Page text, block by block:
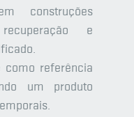
construções
e
como referência
um produto